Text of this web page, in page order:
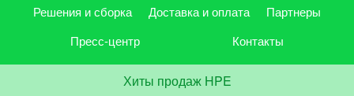
Решения и сборка
Доставка и оплата
Партнеры
Пресс-центр
Контакты
Хиты продаж HPE